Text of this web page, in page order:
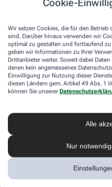
Cookie-
Wir setzen Cookies, die für den
sind. Darüber hinaus verwenden wir
optimal zu gestalten und fortlaufend
geben wir Informationen zu Ihrer
Drittanbieter weiter. Soweit dabei
denen kein angemessenes
Einwilligung zur Nutzung dieser
diesen Ländern gem. Artikel 49 Abs. 1
können Sie unserer
Alle
Nur
die Lymphe in die Lymphknoten
Wer bei Schmuddelwetter nicht
Immunsystem mit kalt-warmen
bringen und die Anfälligkeit für
Kältereiz kurbelt die
Schwung, je regelmäßiger wir
unempfindlicher reagiert der
die großen
Dusche. Anschließend die
stellen und den Wasserstrahl
Hüfte führen und auf der
Dann sind die Arme dran: Auch
oben, beginnend am rechten
von der Achsel am Innenarm